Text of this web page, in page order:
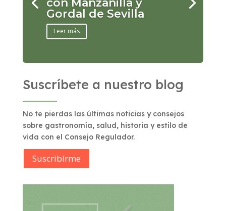
con Manzanilla y
Gordal de Sevilla
Leer más
Suscríbete a nuestro blog
No te pierdas las últimas noticias y consejos
sobre gastronomía, salud, historia y estilo de
vida con el Consejo Regulador.
Suscribírme